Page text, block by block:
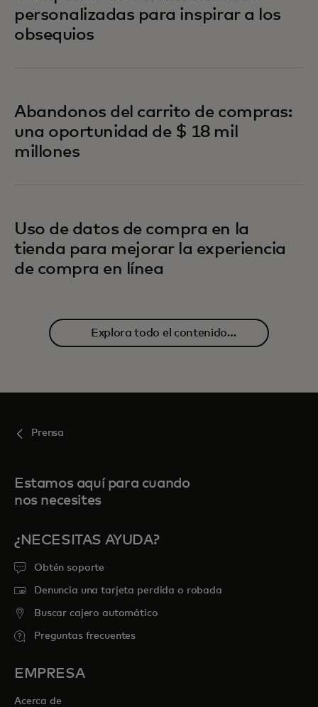
personalizadas para inspirar a los
obsequios
Abandonos del carrito de compras:
una oportunidad de $ 18 mil
millones
Uso de datos de compra en la
tienda para mejorar la experiencia
de compra en línea
Explora todo el contenido
Prensa
Estamos aquí para cuando
nos necesites
¿NECESITAS AYUDA?
Obtén soporte
Denuncia una tarjeta perdida o robada
Buscar cajero automático
Preguntas frecuentes
EMPRESA
Acerca de